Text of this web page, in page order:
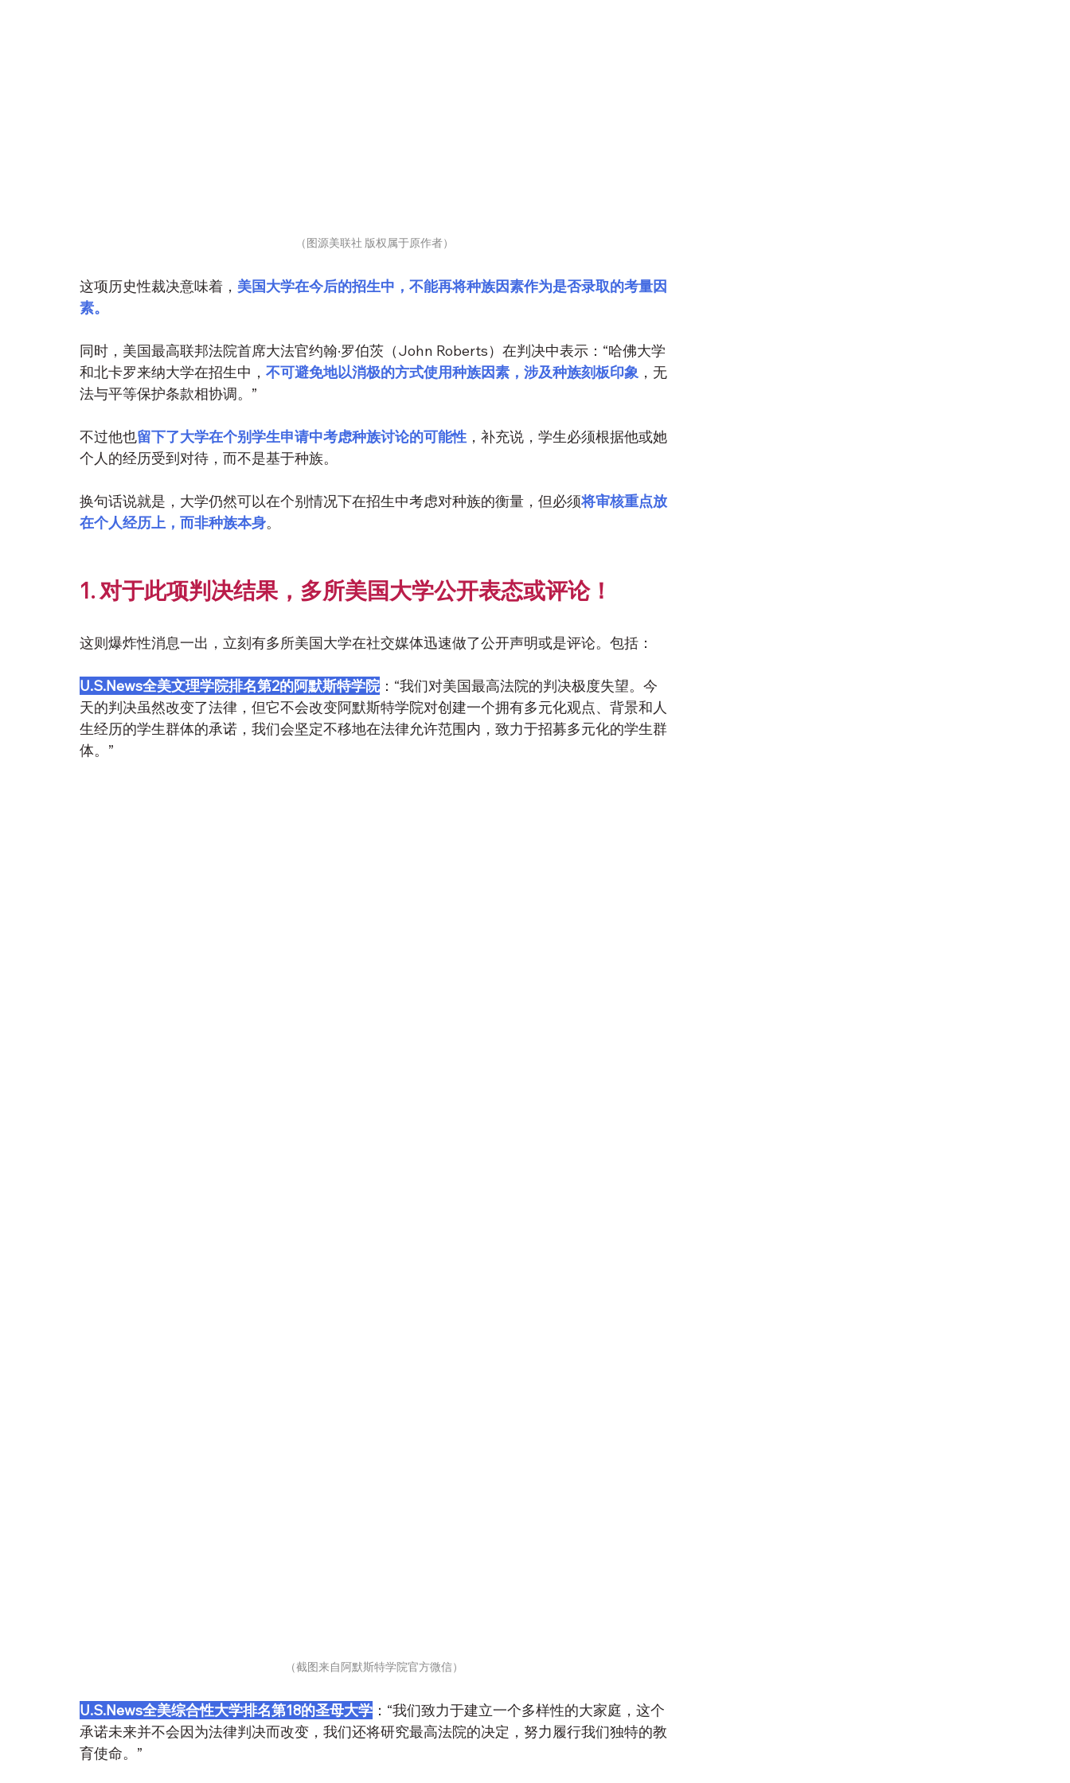
（图源美联社 版权属于原作者）
这项历史性裁决意味着， 美国大学在今后的招生中，不能再将种族因素作为是否录取的考量因
素。
同时，美国最高联邦法院首席大法官约翰·罗伯茨（John Roberts）在判决中表示：“哈佛大学
和北卡罗来纳大学在招生中， 不可避免地以消极的方式使用种族因素，涉及种族刻板印象 ，无
法与平等保护条款相协调。”
不过他也留下了大学在个别学生申请中考虑种族讨论的可能性 ，补充说，学生必须根据他或她
个人的经历受到对待，而不是基于种族。
换句话说就是，大学仍然可以在个别情况下在招生中考虑对种族的衡量，但必须将审核重点放
在个人经历上，而非种族本身。
1. 对于此项判决结果，多所美国大学公开表态或评论！
这则爆炸性消息一出，立刻有多所美国大学在社交媒体迅速做了公开声明或是评论。包括：
U.S.News全美文理学院排名第2的阿默斯特学院 ：“我们对美国最高法院的判决极度失望。今
天的判决虽然改变了法律，但它不会改变阿默斯特学院对创建一个拥有多元化观点、背景和人
生经历的学生群体的承诺，我们会坚定不移地在法律允许范围内，致力于招募多元化的学生群
体。”
（截图来自阿默斯特学院官方微信）
U.S.News全美综合性大学排名第18的圣母大学 ：“我们致力于建立一个多样性的大家庭，这个
承诺未来并不会因为法律判决而改变，我们还将研究最高法院的决定，努力履行我们独特的教
育使命。”